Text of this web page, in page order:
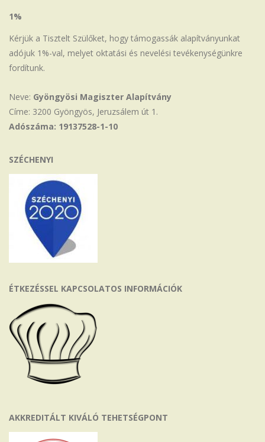
1%
Kérjük a Tisztelt Szülőket, hogy támogassák alapítványunkat
adójuk 1%-val, melyet oktatási és nevelési tevékenységünkre
fordítunk.
Neve: Gyöngyösi Magiszter Alapítvány
Címe: 3200 Gyöngyös, Jeruzsálem út 1.
Adószáma: 19137528-1-10
SZÉCHENYI
ÉTKEZÉSSEL KAPCSOLATOS INFORMÁCIÓK
AKKREDITÁLT KIVÁLÓ TEHETSÉGPONT